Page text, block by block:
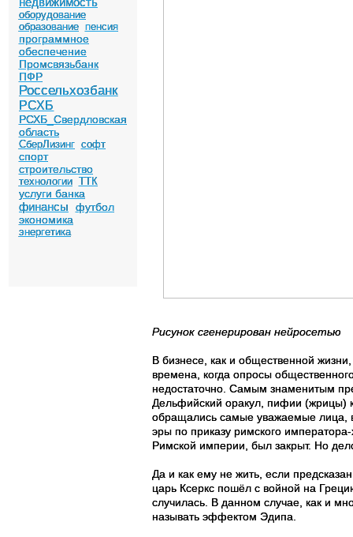
оборудование
образование пенсия
программное
обеспечение
Промсвязьбанк
ПФР
Россельхозбанк
РСХБ
РСХБ_Свердловская
область
СберЛизинг софт
спорт
строительство
технологии ТТК
услуги банка
финансы
футбол
экономика
энергетика
Рисунок сгенерирован нейросетью
В бизнесе, как и общественной
времена, когда опросы
недостаточно. Самым знаменитым
Дельфийский оракул, пифии (жрицы)
обращались самые уважаемые лица,
эры по приказу римского
Римской империи, был закрыт. Но
Да и как ему не жить, если
царь Ксеркс пошёл с войной на
случилась. В данном случае, как и
называть эффектом Эдипа.